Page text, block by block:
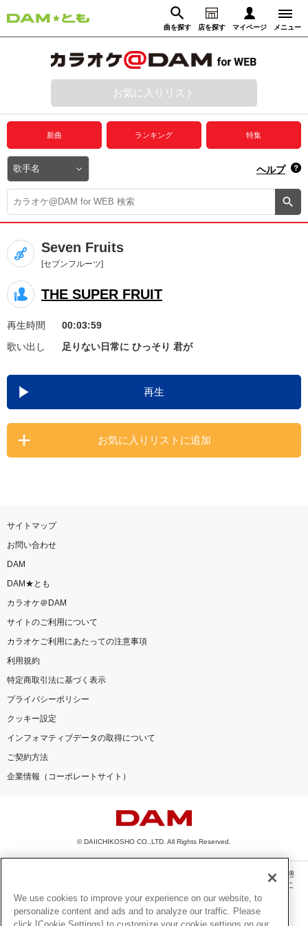
曲を探す 店を探す マイページ メニュー
動画からさがす 録音からさがす
ログイン
プレミアムサービス
DAM★とも動画
DAM★とも録音
カラオケ＠DAM
ユーザー検索
キャンペーン
お知らせ よくあるご質問
DAMの新曲・ランキングなど
カラオケ最新情報をチェック！
お気に入りリスト
新曲 ランキング 特集
ヘルプ
Seven Fruits
[セブンフルーツ]
THE SUPER FRUIT
再生時間
00:03:59
歌い出し
足りない日常に ひっそり 君が
再生
お気に入りリストに追加
サイトマップ
お問い合わせ
DAM
DAM★とも
カラオケ＠DAM
サイトのご利用について
カラオケご利用にあたっての注意事項
利用規約
特定商取引法に基づく表示
プライバシーポリシー
クッキー設定
インフォマティブデータの取得について
ご契約方法
企業情報（コーポレートサイト）
© DAIICHIKOSHO CO.,LTD. All Rights Reserved.
このサイトに掲載されている一切の文章・画像・写真・動画・音声等を、手段や形態
を問わず、著作権法の定める範囲を超えて無断で複製、転載、ファイル化などするこ
とを禁じます。
楽曲及びコンテンツは、機種によりご利用いただけない場合があります。
We use cookies to improve your experience on our website, to
personalize content and ads and to analyze our traffic. Please